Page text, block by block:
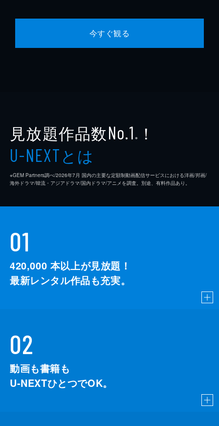
今すぐ観る
見放題作品数No.1 ※ ！
U-NEXTとは
※GEM Partners調べ/2026年7⽉ 国内の主要な定額制動画配信サービスにおける洋画/邦画/
海外ドラマ/韓流・アジアドラマ/国内ドラマ/アニメを調査。別途、有料作品あり。
01
420,000 本以上が見放題！
最新レンタル作品も充実。
02
動画も書籍も
U-NEXTひとつでOK。